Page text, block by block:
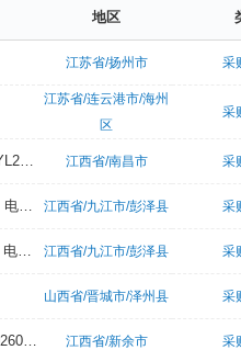
地区
江苏省/扬州市 采
江苏省/连云港市/海州
区
采
江西省/南昌市 采
江西省/九江市/彭泽县 采
江西省/九江市/彭泽县 采
山西省/晋城市/泽州县 采
江西省/新余市 采